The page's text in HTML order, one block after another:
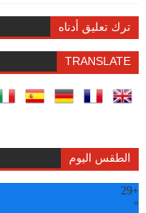
ترك تعليق أدناه
TRANSLATE
الطقس اليوم
+
29
°